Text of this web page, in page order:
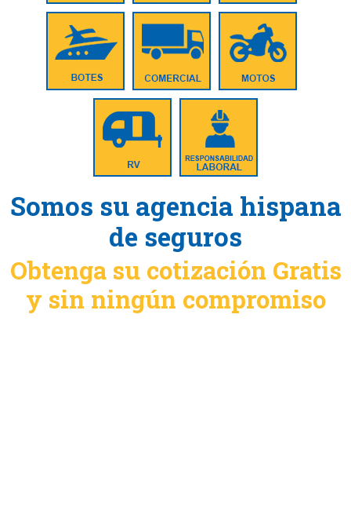
Somos su agencia hispana
de seguros
Obtenga su cotización Gratis
y sin ningún compromiso